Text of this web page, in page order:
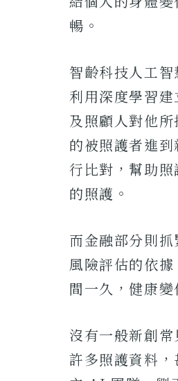
暢。
智齡科技人工
利用深度學習
及照顧人對他
的被照護者進
行比對，幫助
的照護。
而金融部分則
風險評估的依
間一久，健康
沒有一般新創
許多照護資料